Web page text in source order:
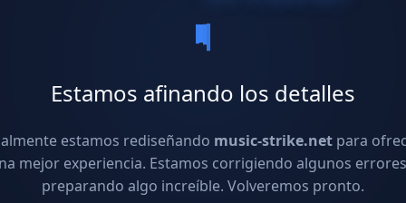
Estamos afinando los detalles
estamos rediseñando music-strike.net para
mejor experiencia. Estamos corrigiendo algunos
preparando algo increíble. Volveremos pronto.